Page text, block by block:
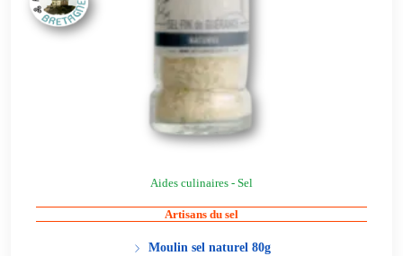
Aides culinaires - Sel
Artisans du sel
Moulin sel naturel 80g